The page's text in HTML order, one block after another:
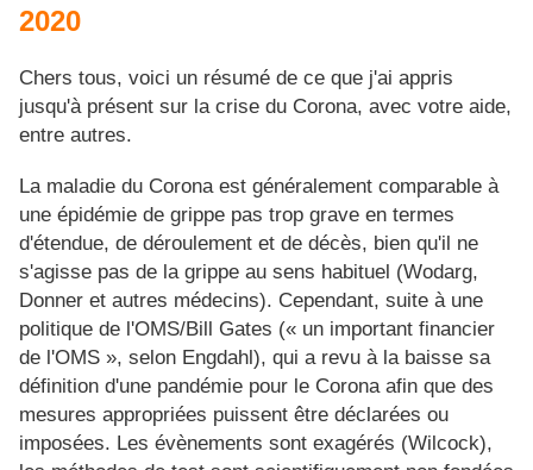
2020
Chers tous, voici un résumé de ce que j'ai appris
jusqu'à présent sur la crise du Corona, avec votre aide,
entre autres.
La maladie du Corona est généralement comparable à
une épidémie de grippe pas trop grave en termes
d'étendue, de déroulement et de décès, bien qu'il ne
s'agisse pas de la grippe au sens habituel (Wodarg,
Donner et autres médecins). Cependant, suite à une
politique de l'OMS/Bill Gates (« un important financier
de l'OMS », selon Engdahl), qui a revu à la baisse sa
définition d'une pandémie pour le Corona afin que des
mesures appropriées puissent être déclarées ou
imposées. Les évènements sont exagérés (Wilcock),